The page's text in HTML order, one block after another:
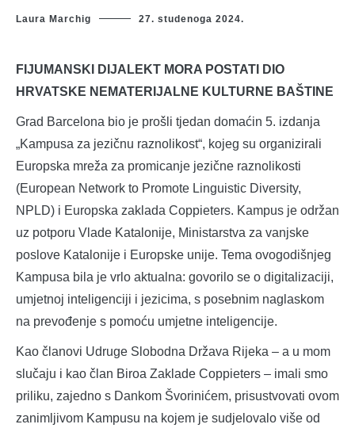
Laura Marchig 27. studenoga 2024.
FIJUMANSKI DIJALEKT MORA POSTATI DIO
HRVATSKE NEMATERIJALNE KULTURNE BAŠTINE
Grad Barcelona bio je prošli tjedan domaćin 5. izdanja
„Kampusa za jezičnu raznolikost“, kojeg su organizirali
Europska mreža za promicanje jezične raznolikosti
(European Network to Promote Linguistic Diversity,
NPLD) i Europska zaklada Coppieters. Kampus je održan
uz potporu Vlade Katalonije, Ministarstva za vanjske
poslove Katalonije i Europske unije. Tema ovogodišnjeg
Kampusa bila je vrlo aktualna: govorilo se o digitalizaciji,
umjetnoj inteligenciji i jezicima, s posebnim naglaskom
na prevođenje s pomoću umjetne inteligencije.
Kao članovi Udruge Slobodna Država Rijeka – a u mom
slučaju i kao član Biroa Zaklade Coppieters – imali smo
priliku, zajedno s Dankom Švorinićem, prisustvovati ovom
zanimljivom Kampusu na kojem je sudjelovalo više od